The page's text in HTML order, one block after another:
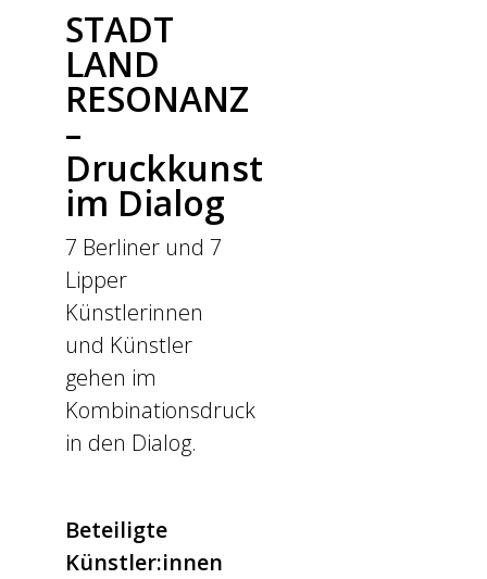
STADT
LAND
RESONANZ
–
Druckkunst
im Dialog
7 Berliner und 7
Lipper
Künstlerinnen
und Künstler
gehen im
Kombinationsdruck
in den Dialog.
Beteiligte
Künstler:innen